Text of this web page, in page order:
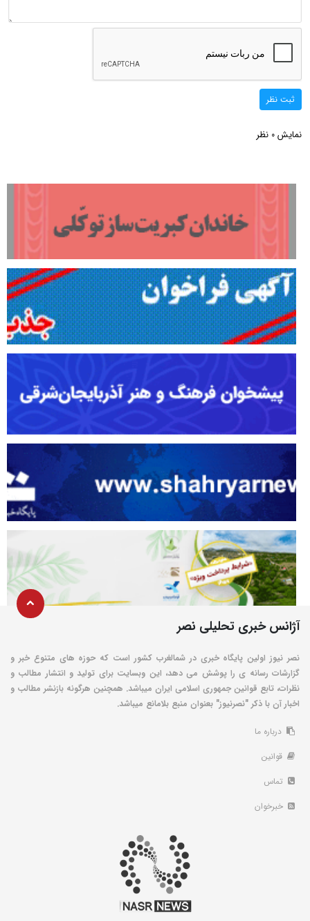
ثبت نظر
نمایش 0 نظر
آژانس خبری تحلیلی نصر
نصر نیوز اولین پایگاه خبری در شمالغرب کشور است که حوزه های متنوع خبر و
گزارشات رسانه ی را پوشش می دهد، این وبسایت برای تولید و انتشار مطالب و
نظرات، تابع قوانین جمهوری اسلامی ایران میباشد. همچنین هرگونه بازنشر مطالب و
اخبار آن با ذکر "نصرنیوز" بعنوان منبع بلامانع میباشد.
درباره ما
قوانین
تماس
خبرخوان